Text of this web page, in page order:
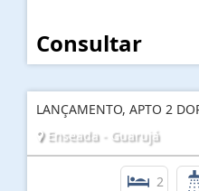
Consultar
LANÇAMENTO, APTO 2
Enseada - Guarujá
2